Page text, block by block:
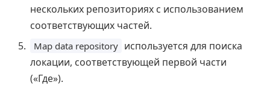
нескольких репозиториях с использованием
соответствующих частей.
Map data repository используется для поиска
локации, соответствующей первой части
(«Где»).